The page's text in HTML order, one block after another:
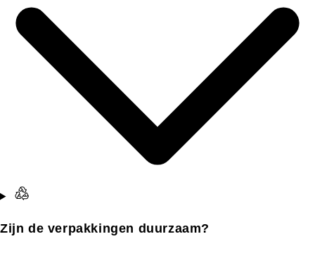
Zijn de verpakkingen duurzaam?